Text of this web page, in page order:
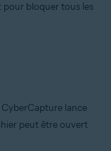
64 bits)
- Service Pack 1
pour bloquer tous les
lance
peut être ouvert